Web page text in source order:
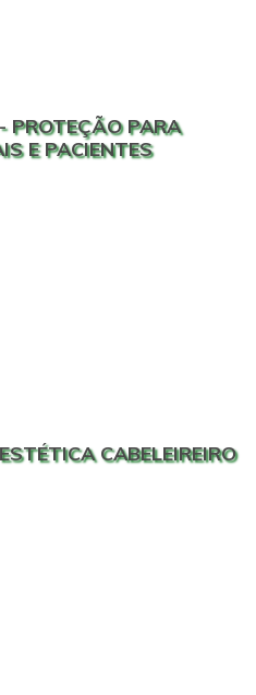
PROTEÇÃO PARA
E PACIENTES
CABELEIREIRO